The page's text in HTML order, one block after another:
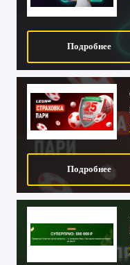
Подробнее
Подробнее